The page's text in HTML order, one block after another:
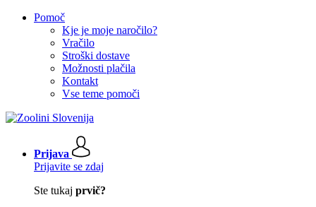
Pomoč
Kje je moje naročilo?
Vračilo
Stroški dostave
Možnosti plačila
Kontakt
Vse teme pomoči
Prijava
Prijavite se zdaj
Ste tukaj prvič?